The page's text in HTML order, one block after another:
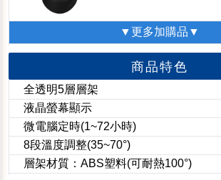
▼更多加購品▼
商品特色
全透明5層層架
液晶螢幕顯示
微電腦定時(1~72小時)
8段溫度調整(35~70°)
層架材質：ABS塑料(可耐熱100°)